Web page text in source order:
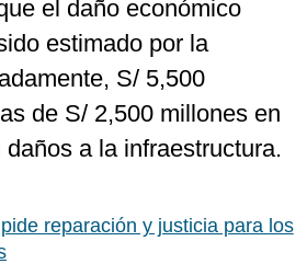
el daño económico
estimado por la
S/ 5,500
de S/ 2,500 millones en
a la infraestructura.
reparación y justicia para los